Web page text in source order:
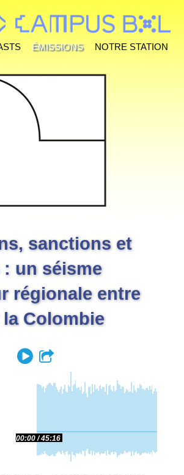
Émissions Notre station
sanctions et
: un séisme
régionale entre
Colombie
Play
00:00 45:16